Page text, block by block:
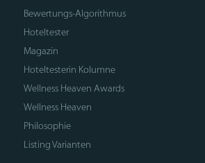
Bewertungs-Algorithmus
Hoteltester
Magazin
Hoteltesterin Kolumne
Wellness Heaven Awards
Wellness Heaven
Philosophie
Listing Varianten